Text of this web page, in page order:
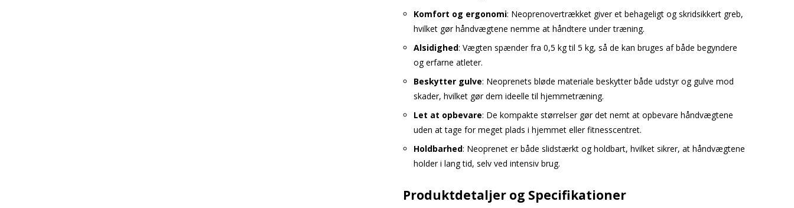
Komfort og ergonomi: Neoprenovertrækket giver et behageligt og skridsikkert greb,
hvilket gør håndvægtene nemme at håndtere under træning.
Alsidighed: Vægten spænder fra 0,5 kg til 5 kg, så de kan bruges af både begyndere
og erfarne atleter.
Beskytter gulve: Neoprenets bløde materiale beskytter både udstyr og gulve mod
skader, hvilket gør dem ideelle til hjemmetræning.
Let at opbevare: De kompakte størrelser gør det nemt at opbevare håndvægtene
uden at tage for meget plads i hjemmet eller fitnesscentret.
Holdbarhed: Neoprenet er både slidstærkt og holdbart, hvilket sikrer, at håndvægtene
holder i lang tid, selv ved intensiv brug.
Produktdetaljer og Specifikationer